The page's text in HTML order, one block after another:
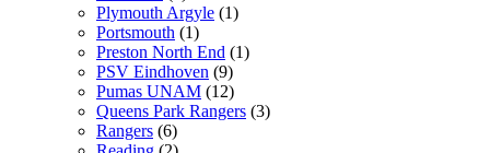
Plymouth Argyle (1)
Portsmouth (1)
Preston North End (1)
PSV Eindhoven (9)
Pumas UNAM (12)
Queens Park Rangers (3)
Rangers (6)